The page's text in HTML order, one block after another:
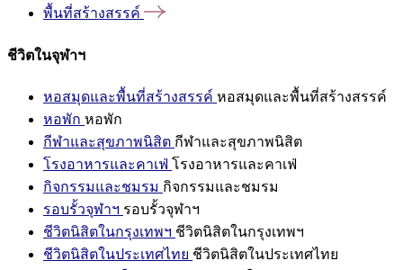
พื้นที่สร้างสรรค์
ชีวิตในจุฬาฯ
หอสมุดและพื้นที่สร้างสรรค์ หอสมุดและพื้นที่สร้างสรรค์
หอพัก หอพัก
กีฬาและสุขภาพนิสิต กีฬาและสุขภาพนิสิต
โรงอาหารและคาเฟ่ โรงอาหารและคาเฟ่
กิจกรรมและชมรม กิจกรรมและชมรม
รอบรั้วจุฬาฯ รอบรั้วจุฬาฯ
ชีวิตนิสิตในกรุงเทพฯ ชีวิตนิสิตในกรุงเทพฯ
ชีวิตนิสิตในประเทศไทย ชีวิตนิสิตในประเทศไทย